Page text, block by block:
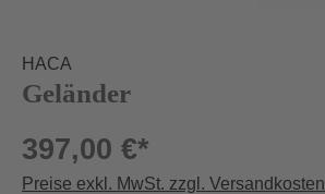
HACA
Geländer
397,00 €*
Preise exkl. MwSt. zzgl. Versandkosten